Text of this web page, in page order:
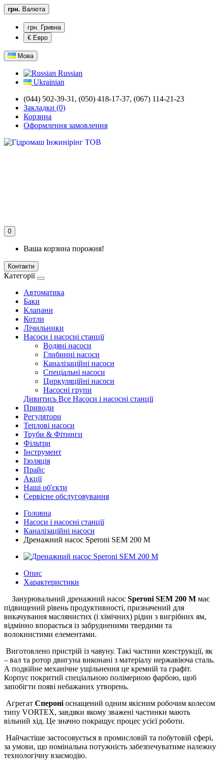
грн. Валюта
грн. Гривна
€ Евро
Мова
Russian
Ukrainian
(044) 502-39-31, (050) 418-17-37, (067) 114-21-23
Закладки (0)
Корзина
Оформлення замовлення
0
Ваша корзина порожня!
Контакти
Категорії
Автоматика
Баки
Клапани
Котли
Лічильники
Насоси і насосні станції
Водяні насоси
Глибинні насоси
Каналізаційні насоси
Спеціальні насоси
Циркуляційні насоси
Насосні групи
Дивитись Все Насоси і насосні станції
Приводи
Регулятори
Теплові насоси
Труби & Фітинги
Фільтри
Інструмент
Ізоляція
Прайс
Акції
Наші об'єкти
Сервісне обслуговування
Головна
Насоси і насосні станції
Каналізаційні насоси
Дренажний насос Speroni SEM 200 M
Опис
Характеристики
Занурювальний дренажний насос Speroni SEM 200 M має
підвищений рівень продуктивності, призначений для
викачування маслянистих (і хімічних) рідин з вигрібних ям,
відмінно впорається із забрудненими твердими та
волокнистими елементами.
Виготовлено пристрій із чавуну. Такі частини конструкції, як
– вал та ротор двигуна виконані з матеріалу нержавіюча сталь.
А подвійне механічне ущільнення це кремній та графіт.
Корпус покритий спеціальною полімерною фарбою, щоб
запобігти появі небажаних утворень.
Агрегат Спероні оснащений одним якісним робочим колесом
типу VORTEX, завдяки якому зважені частинки мають
вільний хід. Це значно покращує процес усієї роботи.
Найчастіше застосовується в промисловій та побутовій сфері,
за умови, що номінальна потужність забезпечуватиме належну
технологічну взаємодію.